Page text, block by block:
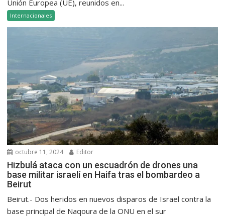
Unión Europea (UE), reunidos en...
Internacionales
octubre 11, 2024 Editor
Hizbulá ataca con un escuadrón de drones una
base militar israelí en Haifa tras el bombardeo a
Beirut
Beirut.- Dos heridos en nuevos disparos de Israel contra la
base principal de Naqoura de la ONU en el sur